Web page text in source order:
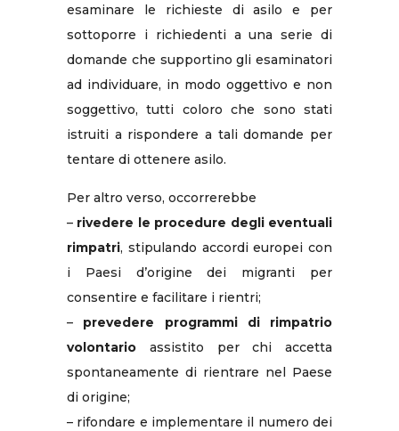
esaminare le richieste di asilo e per
sottoporre i richiedenti a una serie di
domande che supportino gli esaminatori
ad individuare, in modo oggettivo e non
soggettivo, tutti coloro che sono stati
istruiti a rispondere a tali domande per
tentare di ottenere asilo.
Per altro verso, occorrerebbe
– rivedere le procedure degli eventuali
rimpatri, stipulando accordi europei con
i Paesi d’origine dei migranti per
consentire e facilitare i rientri;
– prevedere programmi di rimpatrio
volontario assistito per chi accetta
spontaneamente di rientrare nel Paese
di origine;
– rifondare e implementare il numero dei